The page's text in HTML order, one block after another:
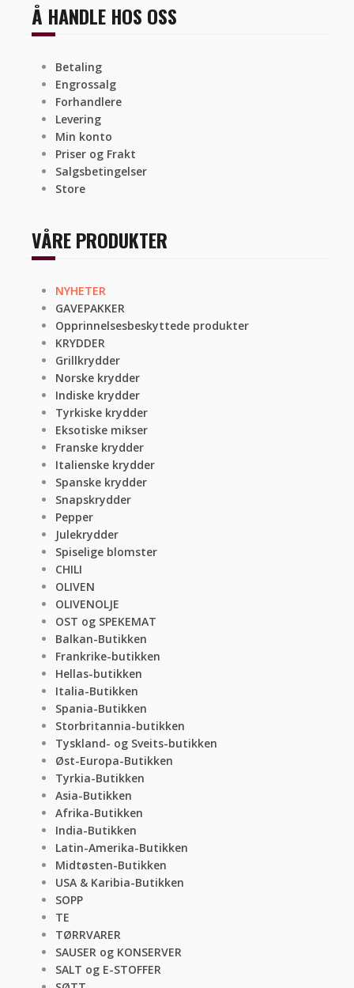
Å HANDLE HOS OSS
Betaling
Engrossalg
Forhandlere
Levering
Min konto
Priser og Frakt
Salgsbetingelser
Store
VÅRE PRODUKTER
NYHETER
GAVEPAKKER
Opprinnelsesbeskyttede produkter
KRYDDER
Grillkrydder
Norske krydder
Indiske krydder
Tyrkiske krydder
Eksotiske mikser
Franske krydder
Italienske krydder
Spanske krydder
Snapskrydder
Pepper
Julekrydder
Spiselige blomster
CHILI
OLIVEN
OLIVENOLJE
OST og SPEKEMAT
Balkan-Butikken
Frankrike-butikken
Hellas-butikken
Italia-Butikken
Spania-Butikken
Storbritannia-butikken
Tyskland- og Sveits-butikken
Øst-Europa-Butikken
Tyrkia-Butikken
Asia-Butikken
Afrika-Butikken
India-Butikken
Latin-Amerika-Butikken
Midtøsten-Butikken
USA & Karibia-Butikken
SOPP
TE
TØRRVARER
SAUSER og KONSERVER
SALT og E-STOFFER